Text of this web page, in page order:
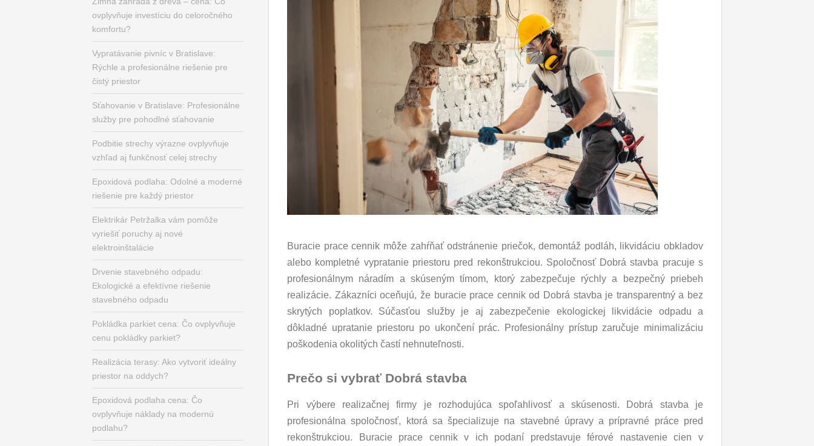
Buracie prace cennik môže zahŕňať odstránenie priečok, demontáž podláh, likvidáciu obkladov
alebo kompletné vypratanie priestoru pred rekonštrukciou. Spoločnosť Dobrá stavba pracuje s
profesionálnym náradím a skúseným tímom, ktorý zabezpečuje rýchly a bezpečný priebeh
realizácie. Zákazníci oceňujú, že buracie prace cennik od Dobrá stavba je transparentný a bez
skrytých poplatkov. Súčasťou služby je aj zabezpečenie ekologickej likvidácie odpadu a
dôkladné upratanie priestoru po ukončení prác. Profesionálny prístup zaručuje minimalizáciu
poškodenia okolitých častí nehnuteľnosti.
Prečo si vybrať Dobrá stavba
Pri výbere realizačnej firmy je rozhodujúca spoľahlivosť a skúsenosti. Dobrá stavba je
profesionálna spoločnosť, ktorá sa špecializuje na stavebné úpravy a prípravné práce pred
rekonštrukciou. Buracie prace cennik v ich podaní predstavuje férové nastavenie cien v
ovplyvňuje investíciu do celoročného
komfortu?
Vypratávanie pivníc v Bratislave:
Rýchle a profesionálne riešenie pre
čistý priestor
Sťahovanie v Bratislave: Profesionálne
služby pre pohodlné sťahovanie
Podbitie strechy výrazne ovplyvňuje
vzhľad aj funkčnosť celej strechy
Epoxidová podlaha: Odolné a moderné
riešenie pre každý priestor
Elektrikár Petržalka vám pomôže
vyriešiť poruchy aj nové
elektroinštalácie
Drvenie stavebného odpadu:
Ekologické a efektívne riešenie
stavebného odpadu
Pokládka parkiet cena: Čo ovplyvňuje
cenu pokládky parkiet?
Realizácia terasy: Ako vytvoriť ideálny
priestor na oddych?
Epoxidová podlaha cena: Čo
ovplyvňuje náklady na modernú
podlahu?